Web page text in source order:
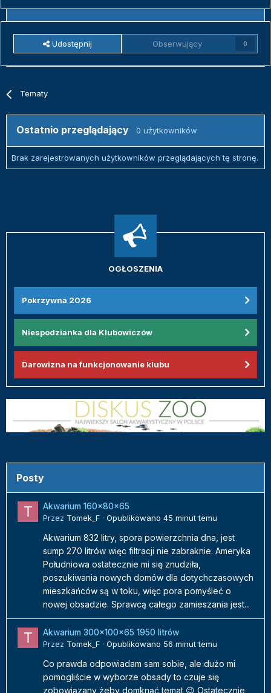
Udostępnij Obserwujący 0
Tematy
Ostatnio przeglądający 0 użytkowników
Brak zarejestrowanych użytkowników przeglądających tę stronę.
OGŁOSZENIA
Pokrzywna 2026
Niespodzianka dla Klubowiczów
Darowizna na funkcjonowanie klubu
Posty
Akwarium 160x80x65
Przez Tomek_F · Opublikowano 45 minut temu
Akwarium 832 litry, spora powierzchnia dna, jest
sump 270 litrów więc filtracji nie zabraknie. Ameryka
Południowa ostatecznie mi się znudziła,
poszukiwania nowych domów dla dotychczasowych
mieszkańców są w toku, więc pora pomyśleć o
nowej obsadzie. Sprawcą całego zamieszania jest...
Akwarium 300x100x65 1950 litrów
Przez Tomek_F · Opublikowano 56 minut temu
Co prawda odpowiadam sam sobie, ale dużo mi
pomogliście w wyborze obsady to czuje się
zobowiązany żeby domknąć temat 😉 Ostatecznie